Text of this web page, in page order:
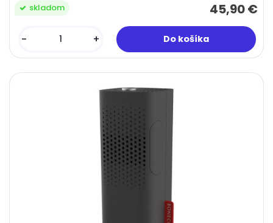
45,90 €
skladom
- +